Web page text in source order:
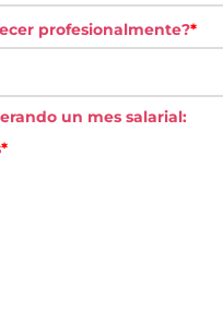
profesionalmente?*
un mes salarial:
*